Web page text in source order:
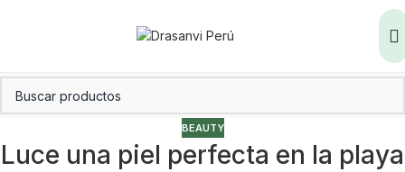
BEAUTY
Luce una piel perfecta en la playa